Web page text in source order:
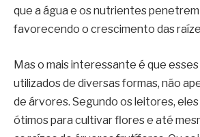
que a água e os nutrientes
favorecendo o crescimento das
Mas o mais interessante é que
utilizados de diversas formas, não
de árvores. Segundo os leitores,
ótimos para cultivar flores e até